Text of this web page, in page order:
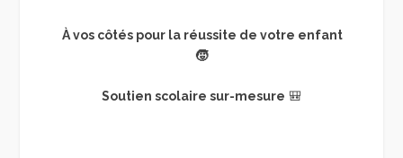
À vos côtés pour la réussite de votre enfant
🧒
Soutien scolaire sur-mesure 🎒